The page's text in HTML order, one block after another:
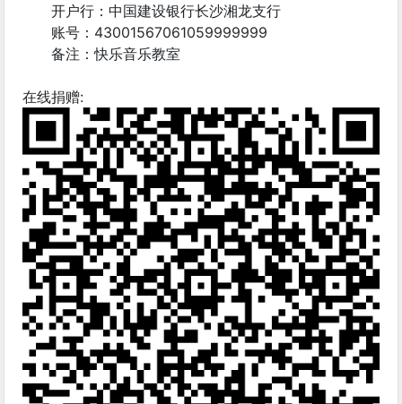
开户行：中国建设银行长沙湘龙支行
账号：43001567061059999999
备注：快乐音乐教室
在线捐赠: